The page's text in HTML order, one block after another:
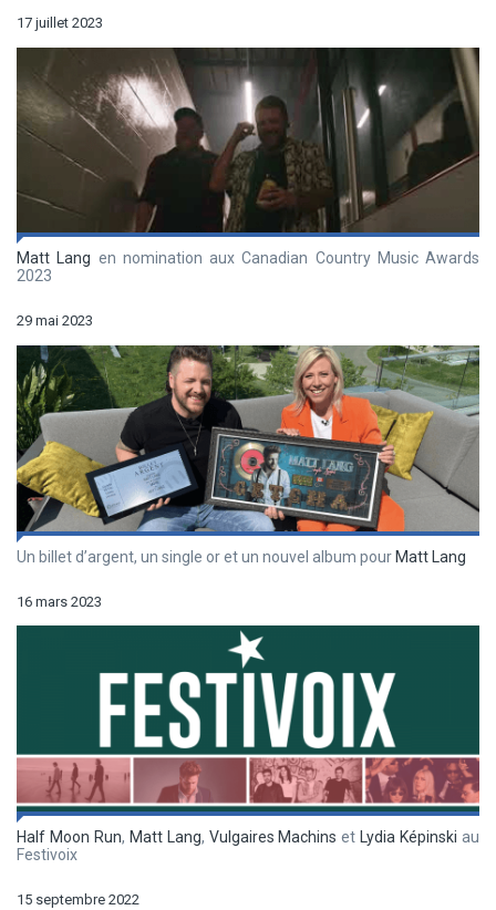
17 juillet 2023
Matt Lang en nomination aux Canadian Country Music Awards
2023
29 mai 2023
Un billet d’argent, un single or et un nouvel album pourMatt Lang
16 mars 2023
Half Moon Run, Matt Lang, Vulgaires Machins et Lydia Képinski au
Festivoix
15 septembre 2022